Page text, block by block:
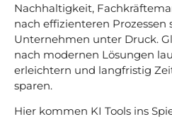
Nachhaltigkeit,
nach effizienteren Prozessen
Unternehmen unter Druck.
nach modernen Lösungen
erleichtern und langfristig
sparen.
Hier kommen KI Tools ins